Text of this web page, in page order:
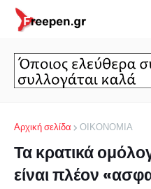
Αρχική σελίδα ΟΙΚΟΝΟΜΙΑ
Τα κρατικά
είναι πλέον